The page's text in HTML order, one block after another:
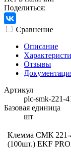
Поделиться:
Сравнение
Описание
Отзывы
Артикул
plc-smk-221-
Базовая единица
шт
Клемма СМК 221-
(100шт.) EKF